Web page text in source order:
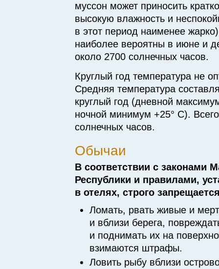
муссон может приносить
высокую влажность и
в этот период наименее
наиболее вероятны в июне и
около 2700 солнечных часов.
Круглый год температура не
Средняя температура
круглый год (дневной
ночной минимум +25° C).
солнечных часов.
Обычаи
В соответствии с законами
Республики и правилами,
в отелях, строго
Ломать, рвать живые и
и вблизи берега,
и поднимать их на
взимаются штрафы.
Ловить рыбу вблизи